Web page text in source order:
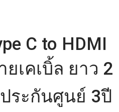
C to HDMI
ยเคเบิ้ล ยาว 2
ระกันศูนย์ 3ปี